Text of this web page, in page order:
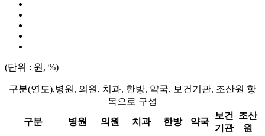
(단위 : 원, %)
구분(연도),병원, 의원, 치과, 한방, 약국, 보건기관, 조산원 항
목으로 구성
구분
병원 의원 치과 한방 약국
보건
기관
조산
원